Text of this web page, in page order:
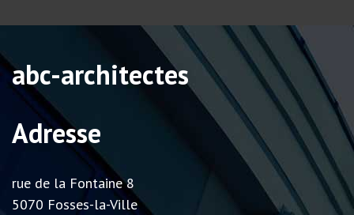
abc-architectes
Adresse
rue de la Fontaine 8
5070 Fosses-la-Ville